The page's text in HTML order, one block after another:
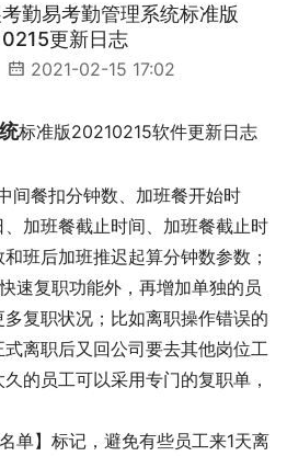
考勤易考勤管理系统标准版
更新日志
2021-02-15 17:02
标准版20210215软件更新日志
间餐扣分钟数、加班餐开始时
加班餐截止时间、加班餐截止时
班后加班推迟起算分钟数参数；
速复职功能外，再增加单独的员
复职状况；比如离职操作错误的
离职后又回公司要去其他岗位工
的员工可以采用专门的复职单，
单】标记，避免有些员工来1天离